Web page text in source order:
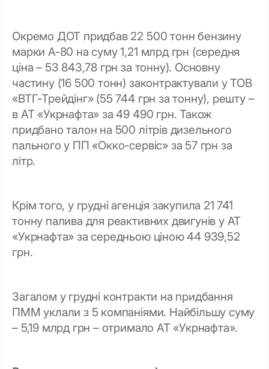
Окремо ДОТ придбав 22 500 тонн бензину
марки А-80 на суму 1,21 млрд грн (середня
ціна – 53 843,78 грн за тонну). Основну
частину (16 500 тонн) законтрактували у ТОВ
«ВТГ-Трейдінг» (55 744 грн за тонну), решту –
в АТ «Укрнафта» за 49 490 грн. Також
придбано талон на 500 літрів дизельного
пального у ПП «Окко-сервіс» за 57 грн за
літр.
Крім того, у грудні агенція закупила 21 741
тонну палива для реактивних двигунів у АТ
«Укрнафта» за середньою ціною 44 939,52
грн.
Загалом у грудні контракти на придбання
ПММ уклали з 5 компаніями. Найбільшу суму
– 5,19 млрд грн – отримало АТ «Укрнафта».